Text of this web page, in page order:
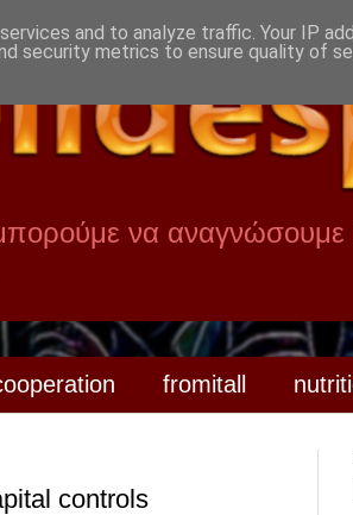
να αναγνώσουμε
fromitall
controls
and to analyze traffic. Your IP
security metrics to ensure quality of